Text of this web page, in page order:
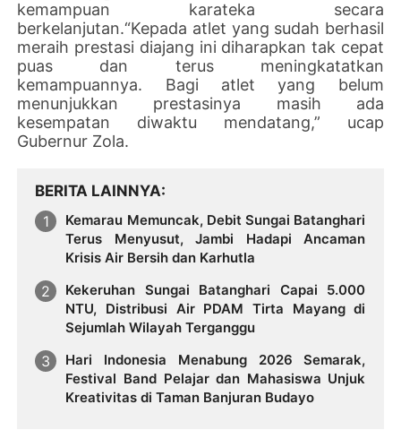
kemampuan karateka secara
berkelanjutan.“Kepada atlet yang sudah berhasil
meraih prestasi diajang ini diharapkan tak cepat
puas dan terus meningkatatkan
kemampuannya. Bagi atlet yang belum
menunjukkan prestasinya masih ada
kesempatan diwaktu mendatang,” ucap
Gubernur Zola.
BERITA LAINNYA
Kemarau Memuncak, Debit Sungai Batanghari
Terus Menyusut, Jambi Hadapi Ancaman
Krisis Air Bersih dan Karhutla
Kekeruhan Sungai Batanghari Capai 5.000
NTU, Distribusi Air PDAM Tirta Mayang di
Sejumlah Wilayah Terganggu
Hari Indonesia Menabung 2026 Semarak,
Festival Band Pelajar dan Mahasiswa Unjuk
Kreativitas di Taman Banjuran Budayo